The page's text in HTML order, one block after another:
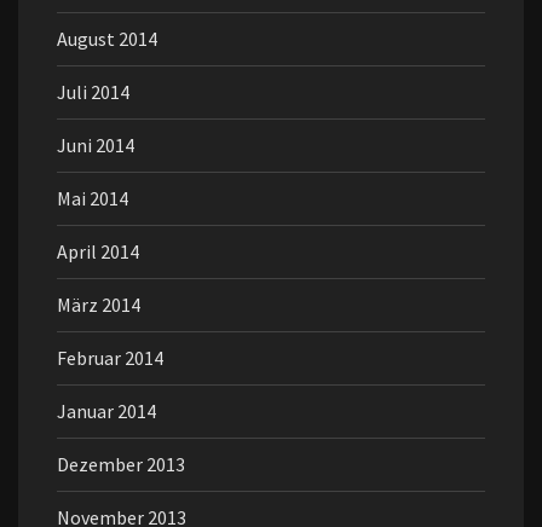
August 2014
Juli 2014
Juni 2014
Mai 2014
April 2014
März 2014
Februar 2014
Januar 2014
Dezember 2013
November 2013